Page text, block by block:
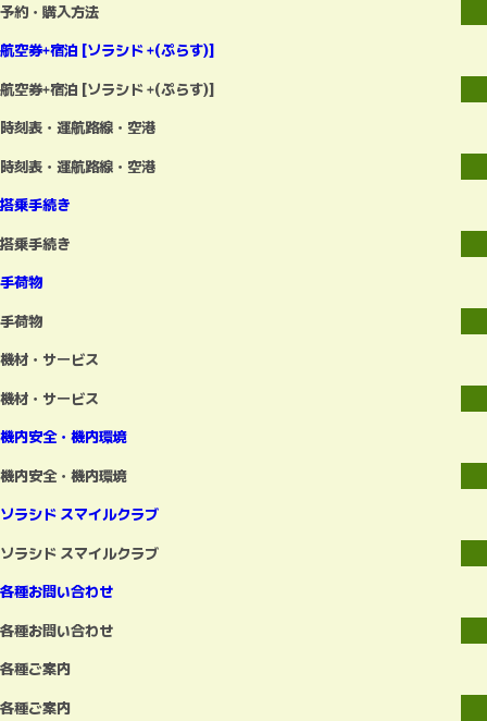
予約・購入方法
航空券+宿泊 [ソラシド +(ぷらす)]
航空券+宿泊 [ソラシド +(ぷらす)]
時刻表・運航路線・空港
時刻表・運航路線・空港
搭乗手続き
搭乗手続き
手荷物
手荷物
機材・サービス
機材・サービス
機内安全・機内環境
機内安全・機内環境
ソラシド スマイルクラブ
ソラシド スマイルクラブ
各種お問い合わせ
各種お問い合わせ
各種ご案内
各種ご案内